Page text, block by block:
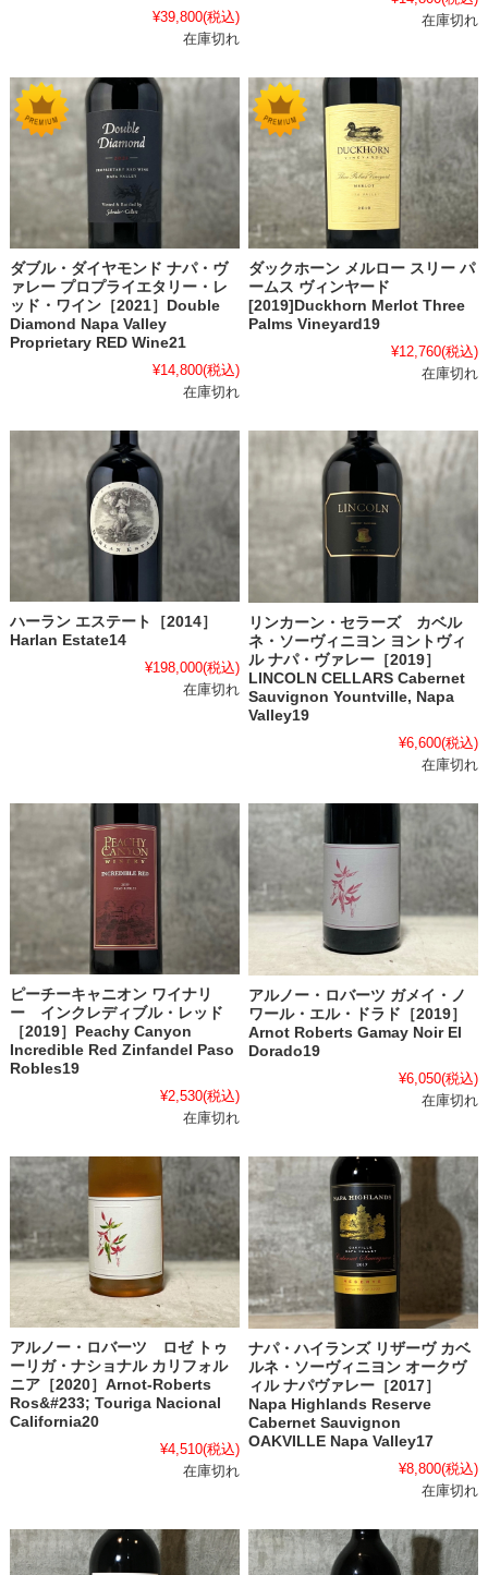
¥39,800(税込)
在庫切れ
在庫切れ
ダブル・ダイヤモンド ナパ・ヴ
ァレー プロプライエタリー・レ
ッド・ワイン［2021］Double
Diamond Napa Valley
Proprietary RED Wine21
¥14,800(税込)
在庫切れ
ダックホーン メルロー スリー パ
ームス ヴィンヤード
[2019]Duckhorn Merlot Three
Palms Vineyard19
¥12,760(税込)
在庫切れ
ハーラン エステート［2014］
Harlan Estate14
¥198,000(税込)
在庫切れ
リンカーン・セラーズ カベル
ネ・ソーヴィニヨン ヨントヴィ
ル ナパ・ヴァレー［2019］
LINCOLN CELLARS Cabernet
Sauvignon Yountville, Napa
Valley19
¥6,600(税込)
在庫切れ
ピーチーキャニオン ワイナリ
ー インクレディブル・レッド
［2019］Peachy Canyon
Incredible Red Zinfandel Paso
Robles19
¥2,530(税込)
在庫切れ
アルノー・ロバーツ ガメイ・ノ
ワール・エル・ドラド［2019］
Arnot Roberts Gamay Noir El
Dorado19
¥6,050(税込)
在庫切れ
アルノー・ロバーツ ロゼ トゥ
ーリガ・ナショナル カリフォル
ニア［2020］Arnot-Roberts
Ros&#233; Touriga Nacional
California20
¥4,510(税込)
在庫切れ
ナパ・ハイランズ リザーヴ カベ
ルネ・ソーヴィニヨン オークヴ
ィル ナパヴァレー［2017］
Napa Highlands Reserve
Cabernet Sauvignon
OAKVILLE Napa Valley17
¥8,800(税込)
在庫切れ